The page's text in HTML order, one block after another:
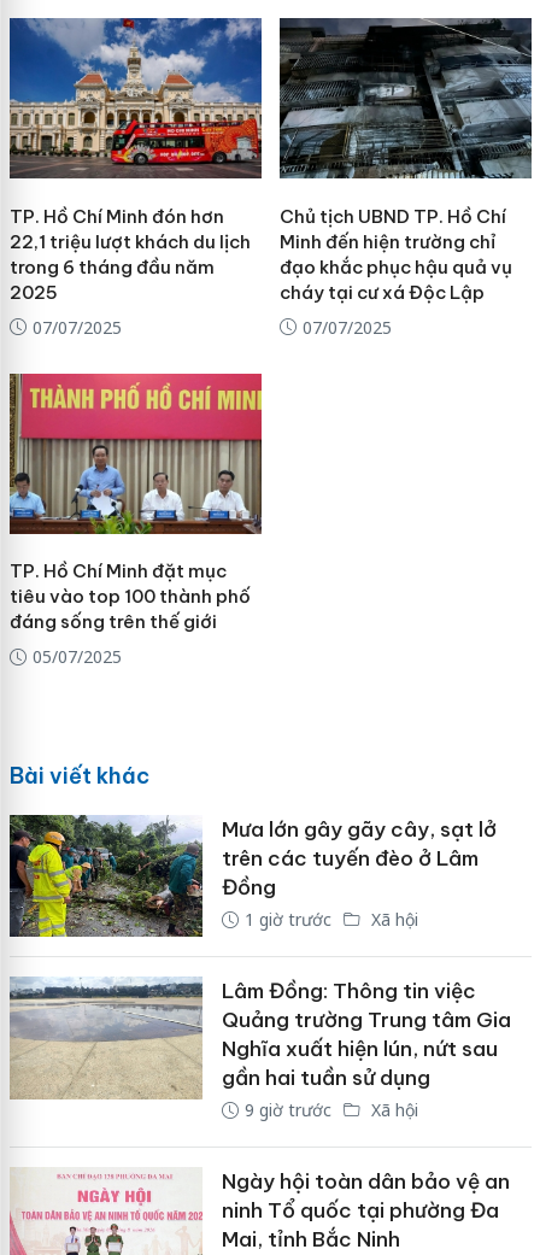
TP. Hồ Chí Minh đón hơn
22,1 triệu lượt khách du lịch
trong 6 tháng đầu năm
2025
07/07/2025
Chủ tịch UBND TP. Hồ Chí
Minh đến hiện trường chỉ
đạo khắc phục hậu quả vụ
cháy tại cư xá Độc Lập
07/07/2025
TP. Hồ Chí Minh đặt mục
tiêu vào top 100 thành phố
đáng sống trên thế giới
05/07/2025
Bài viết khác
Mưa lớn gây gãy cây, sạt lở
trên các tuyến đèo ở Lâm
Đồng
1 giờ trước Xã hội
Lâm Đồng: Thông tin việc
Quảng trường Trung tâm Gia
Nghĩa xuất hiện lún, nứt sau
gần hai tuần sử dụng
9 giờ trước Xã hội
Ngày hội toàn dân bảo vệ an
ninh Tổ quốc tại phường Đa
Mai, tỉnh Bắc Ninh